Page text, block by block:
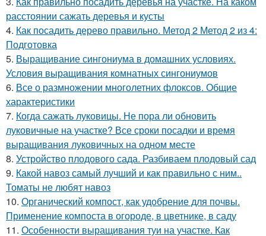
расстоянии сажать деревья и кусты
4. Как посадить дерево правильно. Метод 2 Метод 2 из 4:
Подготовка
5. Выращивание сингониума в домашних условиях.
Условия выращивания комнатных сингониумов
6. Все о размножении многолетних флоксов. Общие
характеристики
7. Когда сажать луковицы. Не пора ли обновить
луковичные на участке? Все сроки посадки и время
выращивания луковичных на одном месте
8. Устройство плодового сада. Разбиваем плодовый сад
9. Какой навоз самый лучший и как правильно с ним..
Томаты не любят навоз
10. Органический компост, как удобрение для почвы.
Применение компоста в огороде, в цветнике, в саду
11. Особенности выращивания туи на участке. Как